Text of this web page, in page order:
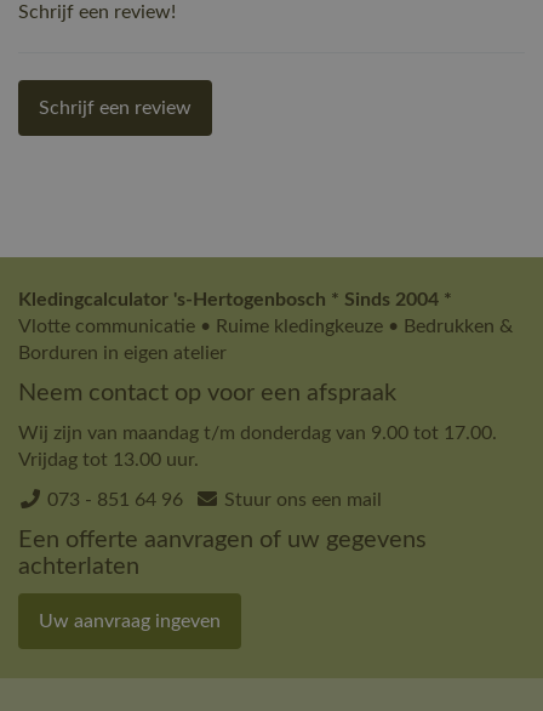
Schrijf een review!
Schrijf een review
Kledingcalculator 's-Hertogenbosch * Sinds 2004 *
Vlotte communicatie • Ruime kledingkeuze • Bedrukken &
Borduren in eigen atelier
Neem contact op voor een afspraak
Wij zijn van maandag t/m donderdag van 9.00 tot 17.00.
Vrijdag tot 13.00 uur.
073 - 851 64 96 Stuur ons een mail
Een offerte aanvragen of uw gegevens
achterlaten
Uw aanvraag ingeven